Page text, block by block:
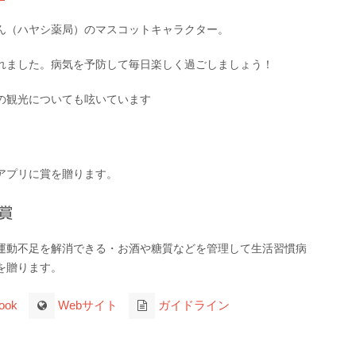
ハヤシ薬局）のマスコットキャラクター。
した。病気を予防して毎日楽しく過ごしましょう！
観光についても呟いています
リに賞を贈ります。
動不足を解消できる・お酒や糖質などを管理して生活習慣病
ります。
Webサイト ガイドライン